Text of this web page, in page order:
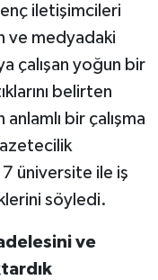
iletişimcileri
ve medyadaki
çalışan yoğun bir
belirten
anlamlı bir çalışma
üniversite ile iş
söyledi.
ve